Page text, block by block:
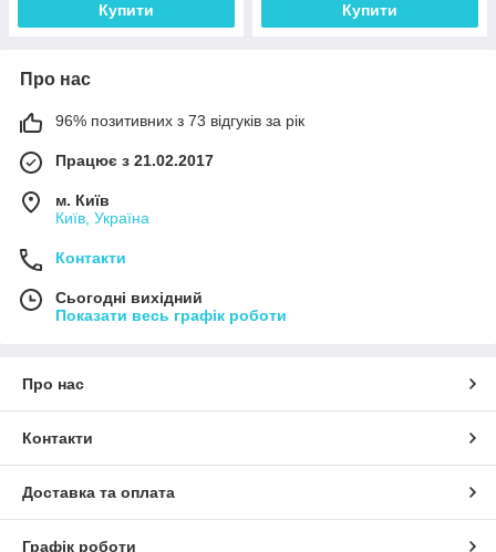
Купити Купити
Про нас
96% позитивних з 73 відгуків за рік
Працює з 21.02.2017
м. Київ
Київ, Україна
Контакти
Сьогодні вихідний
Показати весь графік роботи
Про нас
Контакти
Доставка та оплата
Графік роботи